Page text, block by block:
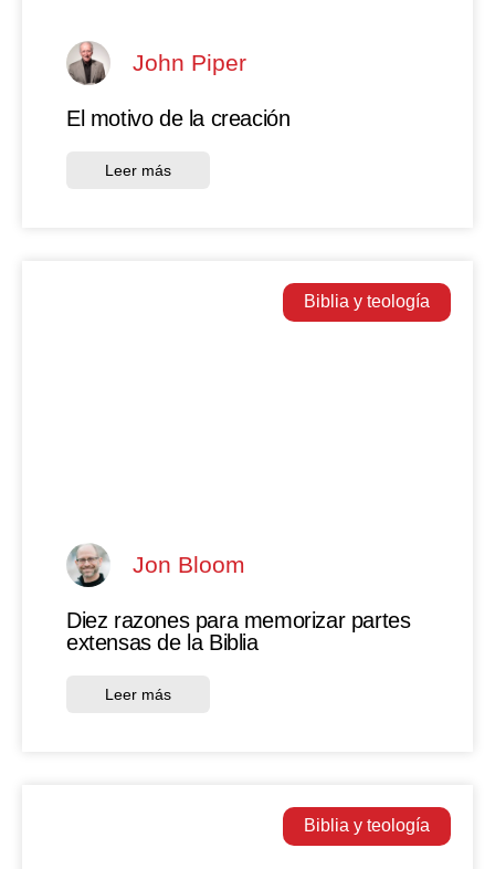
John Piper
El motivo de la creación
Leer más
Biblia y teología
Jon Bloom
Diez razones para memorizar partes
extensas de la Biblia
Leer más
Biblia y teología